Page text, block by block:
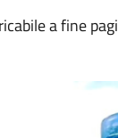
a fine